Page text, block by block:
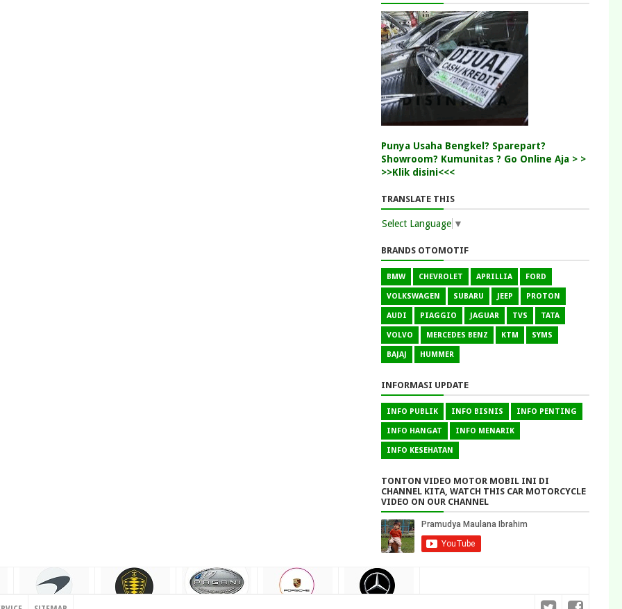
Punya Usaha Bengkel? Sparepart?
Showroom? Kumunitas ? Go Online Aja > >
>>Klik disini<<<
TRANSLATE THIS
Select Language ▼
BRANDS OTOMOTIF
BMW CHEVROLET APRILLIA FORD
VOLKSWAGEN SUBARU JEEP PROTON
AUDI PIAGGIO JAGUAR TVS TATA
VOLVO MERCEDES BENZ KTM SYMS
BAJAJ HUMMER
INFORMASI UPDATE
INFO PUBLIK INFO BISNIS INFO PENTING
INFO HANGAT INFO MENARIK
INFO KESEHATAN
TONTON VIDEO MOTOR MOBIL INI DI
CHANNEL KITA, WATCH THIS CAR MOTORCYCLE
VIDEO ON OUR CHANNEL